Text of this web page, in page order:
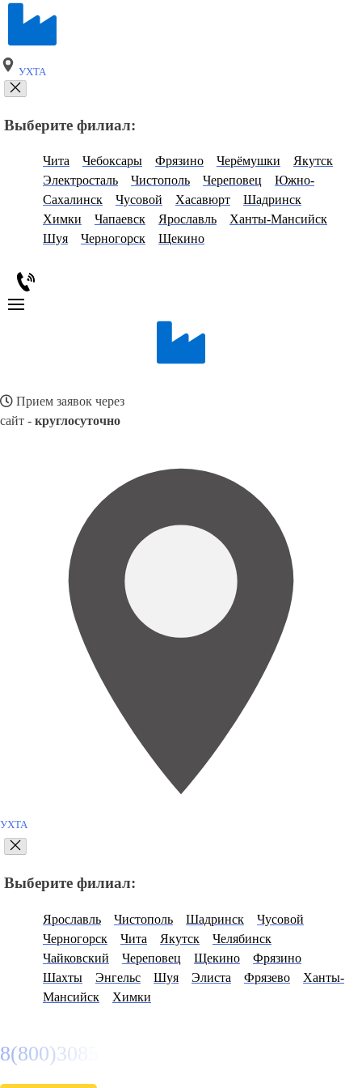
УХТА
Выберите филиал:
Чита Чебоксары Фрязино Черёмушки
Якутск
Электросталь
Чистополь Череповец
Южно-
Сахалинск
Чусовой Хасавюрт
Шадринск
Химки
Чапаевск Ярославль
Ханты-Мансийск
Шуя
Черногорск Щекино
Прием заявок через
сайт - круглосуточно
УХТА
Выберите филиал:
Ярославль Чистополь Шадринск
Чусовой
Черногорск
Чита Якутск
Челябинск
Чайковский
Череповец Щекино
Фрязино
Шахты
Энгельс Шуя Элиста Фрязево
Ханты-
Мансийск
Химки
8(800)3085303